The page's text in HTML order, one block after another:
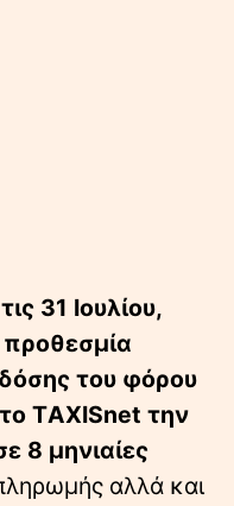
31 Ιουλίου,
προθεσμία
του φόρου
ΤAXISnet την
8 μηνιαίες
αλλά και